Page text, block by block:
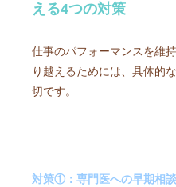
える4つの対策
仕事のパフォーマンスを維
り越えるためには、具体的
切です。
対策①：専門医への早期相談